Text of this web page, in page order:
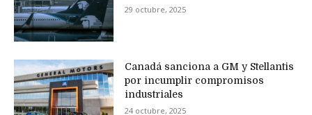
29 octubre, 2025
Canadá sanciona a GM y Stellantis
por incumplir compromisos
industriales
24 octubre, 2025